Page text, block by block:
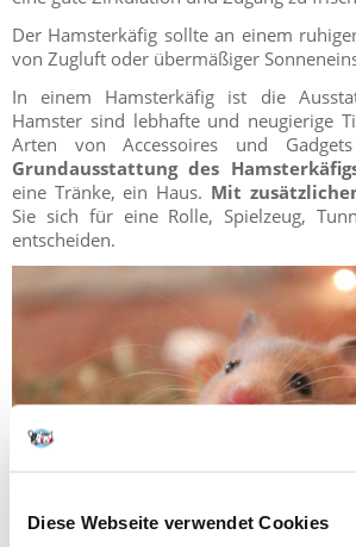
Diese Webseite verwendet Cookies
Der Hamsterkäfig sollte an einem
von Zugluft oder übermäßiger
In einem Hamsterkäfig ist die
Hamster sind lebhafte und neugierige
Arten von Accessoires und
Grundausstattung des
eine Tränke, ein Haus. Mit
Sie sich für eine Rolle, Spielzeug,
entscheiden.